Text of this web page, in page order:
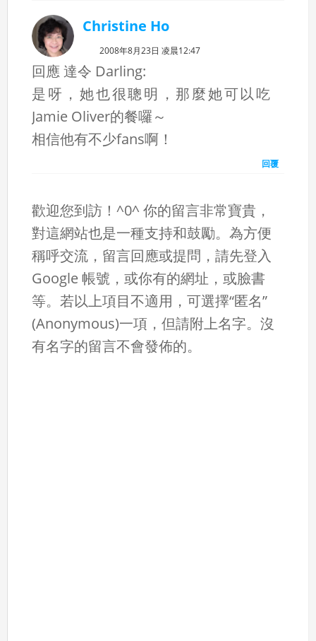
Christine Ho
2008年8月23日 凌晨12:47
回應 達令 Darling:
是呀，她也很聰明，那麼她可以吃
Jamie Oliver的餐囉～
相信他有不少fans啊！
回覆
歡迎您到訪！^0^ 你的留言非常寶貴，
對這網站也是一種支持和鼓勵。為方便
稱呼交流，留言回應或提問，請先登入
Google 帳號，或你有的網址，或臉書
等。若以上項目不適用，可選擇“匿名”
(Anonymous)一項，但請附上名字。沒
有名字的留言不會發佈的。